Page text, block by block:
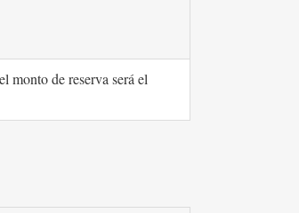
monto de reserva será el